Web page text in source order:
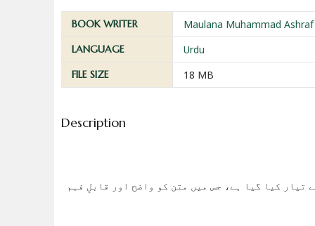
BOOK WRITER Maulana Muhammad
LANGUAGE Urdu
FILE SIZE 18 MB
Description
تیار کیا گیا ہے، جس میں متن کو واضح اور قابلِ فہم